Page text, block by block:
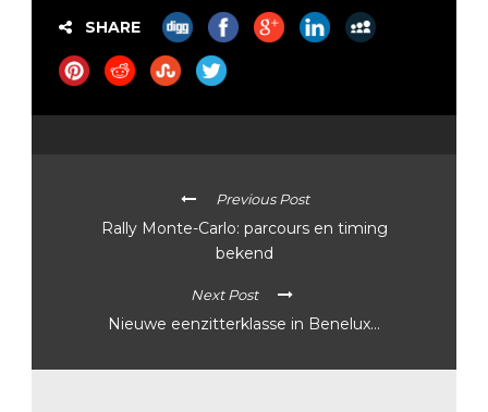
SHARE
Previous Post
Rally Monte-Carlo: parcours en timing
bekend
Next Post
Nieuwe eenzitterklasse in Benelux…